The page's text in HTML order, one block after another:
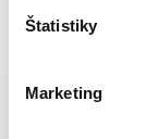
Štatistiky
Marketing
Hmotnosť